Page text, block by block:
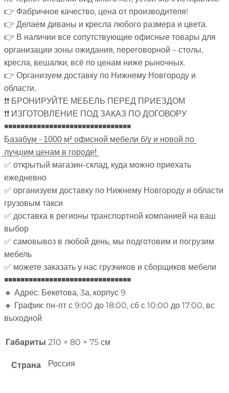
👉 Фабричное качество, цена от производителя!
👉 Делаем диваны и кресла любого размера и цвета.
👉 В наличии все сопутствующие офисные товары для
организации зоны ожидания, переговорной – столы,
кресла, вешалки, всё по ценам ниже рыночных.
👉 Организуем доставку по Нижнему Новгороду и
области.
❗❗ БРОНИРУЙТЕ МЕБЕЛЬ ПЕРЕД ПРИЕЗДОМ
❗❗ ИЗГОТОВЛЕНИЕ ПОД ЗАКАЗ ПО ДОГОВОРУ
◾◾◾◾◾◾◾◾◾◾◾◾◾◾◾◾◾◾◾◾◾◾◾◾◾◾◾◾◾◾◾
Б̲а̲з̲а̲б̲у̲м̲ ̲-̲ ̲1̲0̲0̲0̲ ̲м̲²̲ ̲о̲ф̲и̲с̲н̲о̲й̲ ̲м̲е̲б̲е̲л̲и̲ ̲б̲/̲у̲ ̲и̲ ̲н̲о̲в̲о̲й̲ ̲п̲о̲
̲л̲у̲ч̲ш̲и̲м̲ ̲ц̲е̲н̲а̲м̲ ̲в̲ ̲г̲о̲р̲о̲д̲е̲!̲
✅ открытый магазин-склад, куда можно приехать
ежедневно
✅ организуем доставку по Нижнему Новгороду и области
грузовым такси
✅ доставка в регионы транспортной компанией на ваш
выбор
✅ самовывоз в любой день, мы подготовим и погрузим
мебель
✅ можете заказать у нас грузчиков и сборщиков мебели
◾◾◾◾◾◾◾◾◾◾◾◾◾◾◾◾◾◾◾◾◾◾◾◾◾◾◾◾◾◾◾
🔸 Адрес: Бекетова, 3а, корпус 9
🔸 График: пн-пт с 9:00 до 18:00, сб с 10:00 до 17:00, вс
выходной
Габариты 210 × 80 × 75 см
Страна Россия